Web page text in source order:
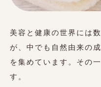
美容と健康の世界には
が、中でも自然由来の
を集めています。その
す。